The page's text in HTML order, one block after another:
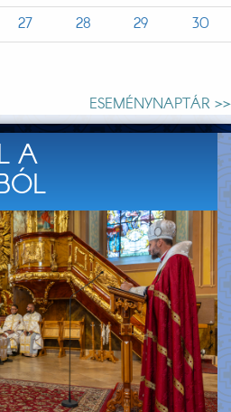
27 28 29
30
ESEMÉNYNAPTÁR >>
A